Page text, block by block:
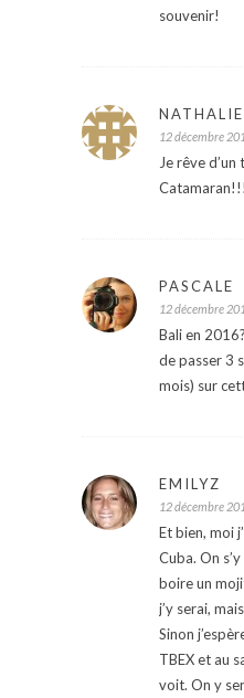
souvenir!
12 décembre
Je rêve
PASCALE
12 décembre
Bali en
de passer 3
mois) sur
EMILYZ
12 décembre
Et bien, moi
Cuba. On
boire un
j’y serai,
Sinon
TBEX et au
voit. On y